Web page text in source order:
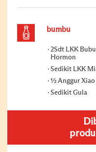
bumbu
2Sdt LKK
Hormon
Sedikit LKK
½ Anggur Xiao
Sedikit Gula